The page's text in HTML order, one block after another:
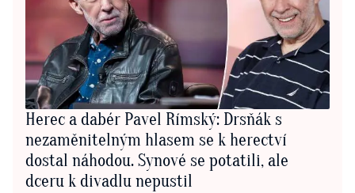
Herec a dabér Pavel Rímský: Drsňák s
nezaměnitelným hlasem se k herectví
dostal náhodou. Synové se potatili, ale
dceru k divadlu nepustil